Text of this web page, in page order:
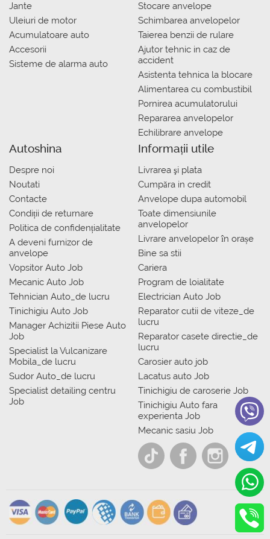
Jante
Uleiuri de motor
Acumulatoare auto
Accesorii
Sisteme de alarma auto
Stocare anvelope
Schimbarea anvelopelor
Taierea benzii de rulare
Ajutor tehnic in caz de
accident
Asistenta tehnica la blocare
Alimentarea cu combustibil
Pornirea acumulatorului
Repararea anvelopelor
Echilibrare anvelope
Autoshina
Despre noi
Noutati
Contacte
Condiții de returnare
Politica de confidențialitate
A deveni furnizor de
anvelope
Vopsitor Auto Job
Mecanic Auto Job
Tehnician Auto_de lucru
Tinichigiu Auto Job
Manager Achizitii Piese Auto
Job
Specialist la Vulcanizare
Mobila_de lucru
Sudor Auto_de lucru
Specialist detailing centru
Job
Informații utile
Livrarea şi plata
Сumpăra in credit
Anvelope dupa automobil
Toate dimensiunile
anvelopelor
Livrare anvelopelor în orașe
Bine sa stii
Cariera
Program de loialitate
Electrician Auto Job
Reparator cutii de viteze_de
lucru
Reparator casete directie_de
lucru
Carosier auto job
Lacatus auto Job
Tinichigiu de caroserie Job
Tinichigiu Auto fara
experienta Job
Mecanic sasiu Job